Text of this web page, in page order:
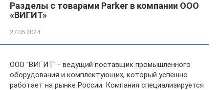
Разделы с товарами Parker в компании ООО
«ВИГИТ»
27.05.2024
ООО "ВИГИТ" - ведущий поставщик промышленного
оборудования и комплектующих, который успешно
работает на рынке России. Компания специализируется